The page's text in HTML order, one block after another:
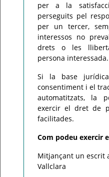
per a la
perseguits pel
per un tercer,
interessos no
drets o les
persona interessada.
Si la base
consentiment i el
automatitzats, la
exercir el dret de
facilitades.
Com podeu exercir
Mitjançant un escrit
Vallclara